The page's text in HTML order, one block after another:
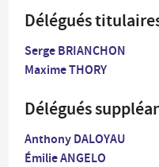
Délégués
Serge BRIANCHON
Maxime THORY
Délégués
Anthony DALOYAU
Émilie ANGELO